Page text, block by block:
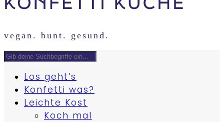
vegan. bunt. gesund.
Los geht’s
Konfetti was?
Leichte Kost
Koch mal